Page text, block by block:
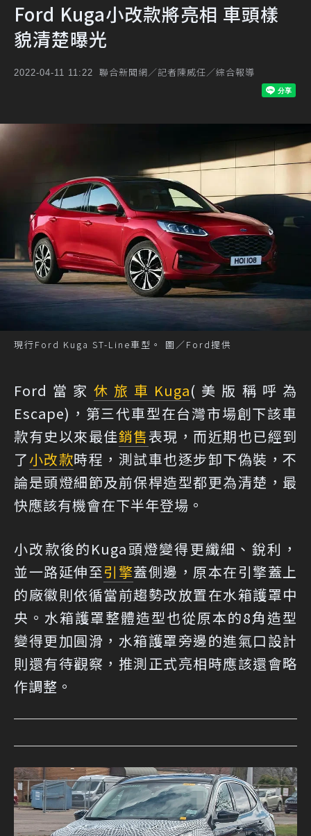
Ford Kuga小改款將亮相 車頭樣
貌清楚曝光
2022-04-11 11:22 聯合新聞網／記者陳威任／綜合報導
現行Ford Kuga ST-Line車型。 圖／Ford提供
Ford當家 休旅車 Kuga(美版稱呼為
Escape)，第三代車型在台灣市場創下該車
款有史以來最佳銷售表現，而近期也已經到
了小改款時程，測試車也逐步卸下偽裝，不
論是頭燈細節及前保桿造型都更為清楚，最
快應該有機會在下半年登場。
小改款後的Kuga頭燈變得更纖細、銳利，
並一路延伸至引擎蓋側邊，原本在引擎蓋上
的廠徽則依循當前趨勢改放置在水箱護罩中
央。水箱護罩整體造型也從原本的8角造型
變得更加圓滑，水箱護罩旁邊的進氣口設計
則還有待觀察，推測正式亮相時應該還會略
作調整。